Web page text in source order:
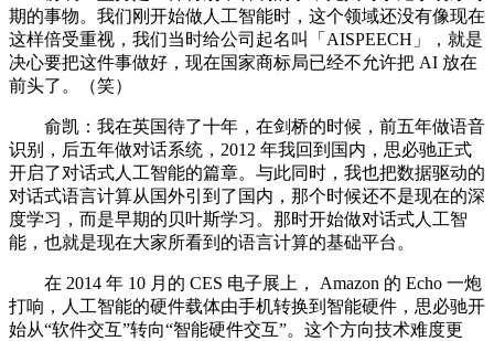
期的事物。我们刚开始做人工智能时，这个领域还没有像现在
这样倍受重视，我们当时给公司起名叫「AISPEECH」，就是
决心要把这件事做好，现在国家商标局已经不允许把 AI 放在
前头了。（笑）
俞凯：我在英国待了十年，在剑桥的时候，前五年做语音
识别，后五年做对话系统，2012 年我回到国内，思必驰正式
开启了对话式人工智能的篇章。与此同时，我也把数据驱动的
对话式语言计算从国外引到了国内，那个时候还不是现在的深
度学习，而是早期的贝叶斯学习。那时开始做对话式人工智
能，也就是现在大家所看到的语言计算的基础平台。
在 2014 年 10 月的 CES 电子展上， Amazon 的 Echo 一炮
打响，人工智能的硬件载体由手机转换到智能硬件，思必驰开
始从“软件交互”转向“智能硬件交互”。这个方向技术难度更